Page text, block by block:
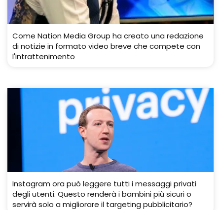
Come Nation Media Group ha creato una redazione
di notizie in formato video breve che compete con
l'intrattenimento
Instagram ora può leggere tutti i messaggi privati ​​
degli utenti. Questo renderà i bambini più sicuri o
servirà solo a migliorare il targeting pubblicitario?